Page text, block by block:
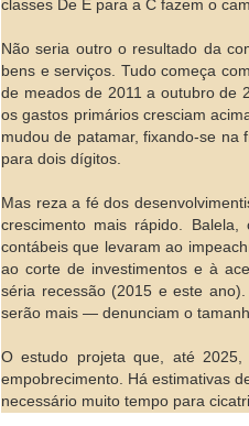
classes De E para a C fazem o
Não seria outro o resultado da
bens e serviços. Tudo começa
de meados de 2011 a outubro de
os gastos primários cresciam
mudou de patamar, fixando-se na
para dois dígitos.
Mas reza a fé dos
crescimento mais rápido.
contábeis que levaram ao
ao corte de investimentos e à
séria recessão (2015 e este
serão mais — denunciam o
O estudo projeta que, até
empobrecimento. Há estimativas
necessário muito tempo para